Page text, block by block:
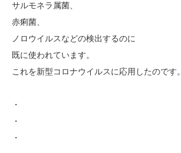
サルモネラ属菌、
赤痢菌、
ノロウイルスなどの検出するのに
既に使われています。
これを新型コロナウイルスに応用したのです。
・
・
・